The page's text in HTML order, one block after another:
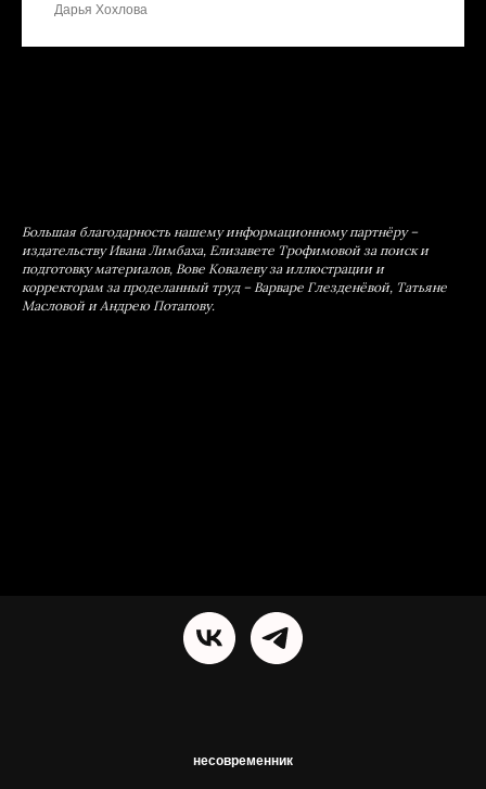
Дарья Хохлова
Большая благодарность нашему информационному партнёру –
издательству Ивана Лимбаха, Елизавете Трофимовой за поиск и
подготовку материалов, Вове Ковалеву за иллюстрации и
корректорам за проделанный труд – Варваре Глезденёвой, Татьяне
Масловой и Андрею Потапову.
несовременник